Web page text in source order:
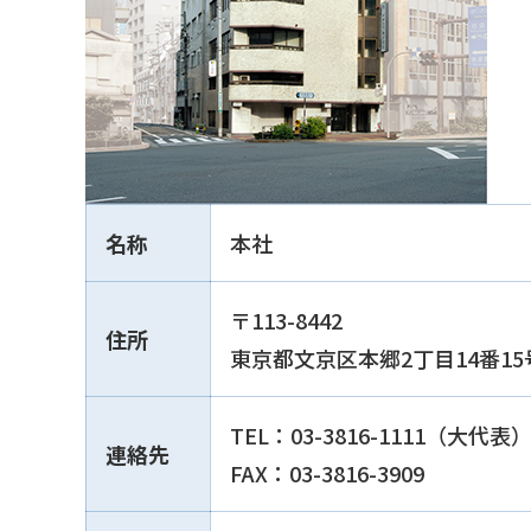
名称 本社
住所
〒113-8442
東京都文京区本郷2丁目14番15
連絡先
TEL：03-3816-1111（大代表）
FAX：03-3816-3909